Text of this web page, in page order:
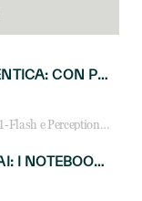
CYBERSECURITY AGENTICA: CON PERCEPTION E MAI-CYBER-1-FLASH MICROSOFT APRE NUOVI SERVIZI PER IL CANALE
Microsoft lancia MAI-Cyber-1-Flash e Perception: cybersecurity agentica in preview dal 3 novembre. Cosa cambia per MSP, system integrator e reseller.
HP ELITEBOOK CON AI: I NOTEBOOK BUSINESS INTELLIGENTI CHE TRASFORMANO PRODUTTIVITÀ, SICUREZZA E LAVORO IBRIDO